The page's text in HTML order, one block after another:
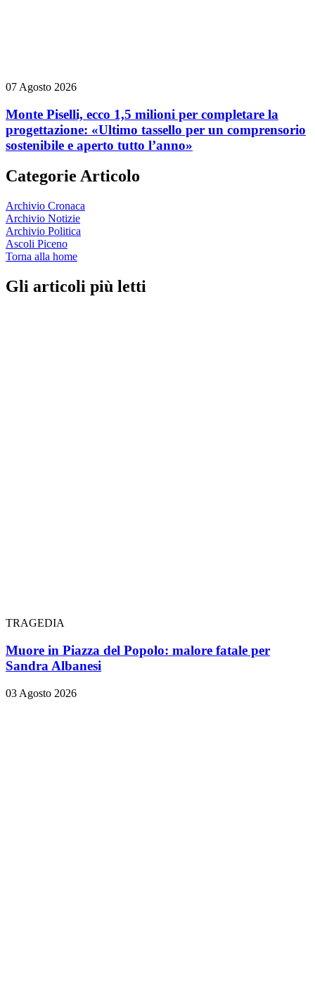
07 Agosto 2026
Monte Piselli, ecco 1,5 milioni per completare la
progettazione: «Ultimo tassello per un comprensorio
sostenibile e aperto tutto l’anno»
Categorie Articolo
Archivio Cronaca
Archivio Notizie
Archivio Politica
Ascoli Piceno
Torna alla home
Gli articoli più letti
TRAGEDIA
Muore in Piazza del Popolo: malore fatale per
Sandra Albanesi
03 Agosto 2026